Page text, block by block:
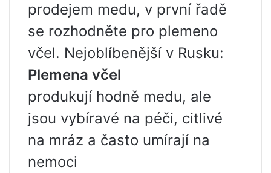
prodejem medu, v první řadě
se rozhodněte pro plemeno
včel. Nejoblíbenější v Rusku:
Plemena včel
produkují hodně medu, ale
jsou vybíravé na péči, citlivé
na mráz a často umírají na
nemoci